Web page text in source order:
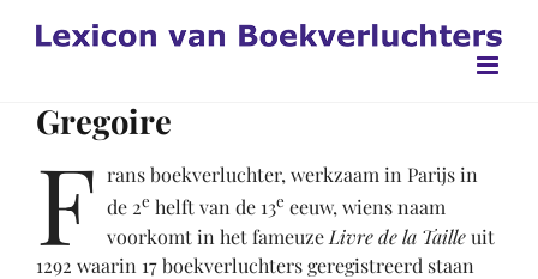
naar
Gregoire
F rans boekverluchter, werkzaam in Parijs in
de 2e helft van de 13e eeuw, wiens naam
voorkomt in het fameuze Livre de la Tailleuit
1292 waarin 17 boekverluchters geregistreerd staan